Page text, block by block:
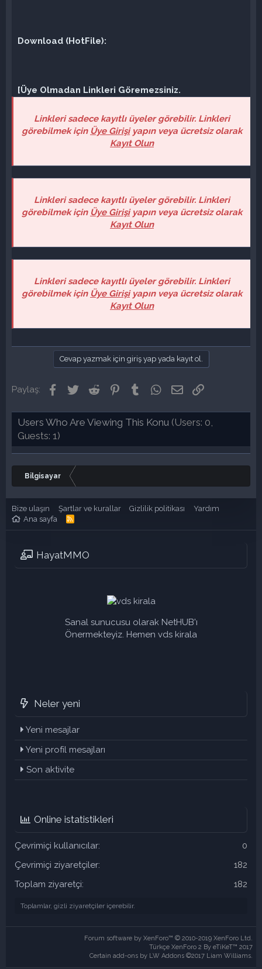
Download (HotFile):
[Üye Olmadan Linkleri Göremezsiniz.
Linkleri sadece kayıtlı üyeler görebilir. Linkleri
görebilmek için Üye Girişiyapın veya ücretsiz olarak
Kayıt Olun
Linkleri sadece kayıtlı üyeler görebilir. Linkleri
görebilmek için Üye Girişiyapın veya ücretsiz olarak
Kayıt Olun
Linkleri sadece kayıtlı üyeler görebilir. Linkleri
görebilmek için Üye Girişiyapın veya ücretsiz olarak
Kayıt Olun
Cevap yazmak için giriş yap yada kayıt ol.
Paylaş: Facebook
TwitterReddit PinterestTumblr WhatsApp
E-postaLink
Users Who Are Viewing This Konu (Users: 0,
Guests: 1)
Bilgisayar
Bize ulaşın Şartlar ve kurallar Gizlilik politikası
Yardım
Ana sayfa
R
HayatMMO
Sanal sunucusu olarak NetHUB'ı
Önermekteyiz. Hemen vds kirala
Neler yeni
Yeni mesajlar
Yeni profil mesajları
Son aktivite
Online istatistikleri
Çevrimiçi kullanıcılar
0
Çevrimiçi ziyaretçiler
182
Toplam ziyaretçi
182
Toplamlar, gizli ziyaretçiler içerebilir.
Forum software by XenForo™ © 2010-2019 XenForo Ltd.
Türkçe XenForo 2 By eTiKeT™ 2017
Certain add-ons by LW Addons ©2017 Liam Williams.